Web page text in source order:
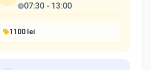
07:30 - 13:00
1100 lei